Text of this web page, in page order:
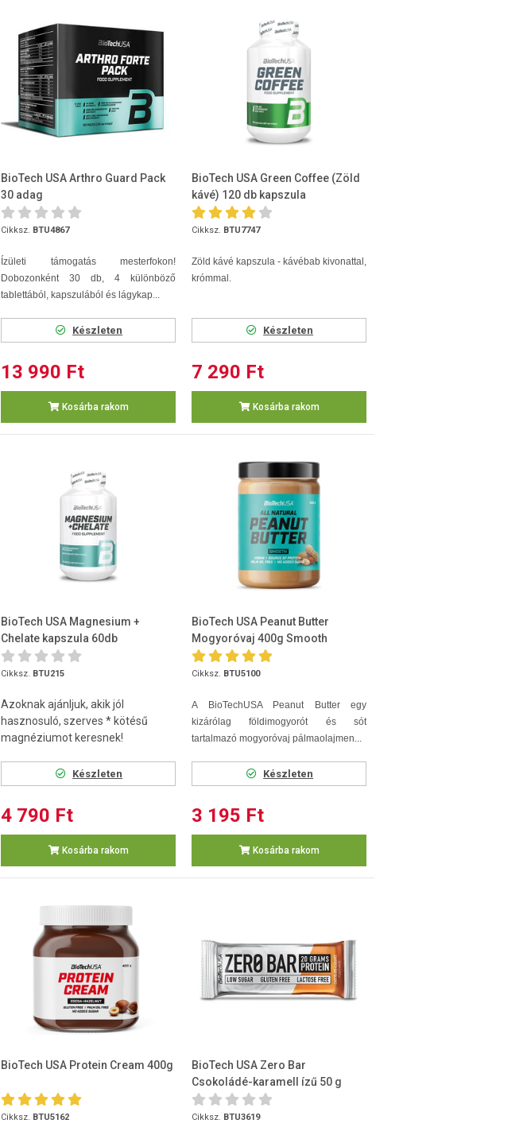
BioTech USA Arthro Guard Pack
30 adag
Cikksz. BTU4867
Ízületi támogatás mesterfokon!
Dobozonként 30 db, 4 különböző
tablettából, kapszulából és lágykap...
Készleten
13 990 Ft
Kosárba rakom
BioTech USA Green Coffee (Zöld
kávé) 120 db kapszula
Cikksz. BTU7747
Zöld kávé kapszula - kávébab kivonattal,
krómmal.
Készleten
7 290 Ft
Kosárba rakom
BioTech USA Magnesium +
Chelate kapszula 60db
Cikksz. BTU215
Azoknak ajánljuk, akik jól
hasznosuló, szerves * kötésű
magnéziumot keresnek!
Készleten
4 790 Ft
Kosárba rakom
BioTech USA Peanut Butter
Mogyoróvaj 400g Smooth
Cikksz. BTU5100
A BioTechUSA Peanut Butter egy
kizárólag földimogyorót és sót
tartalmazó mogyoróvaj pálmaolajmen...
Készleten
3 195 Ft
Kosárba rakom
BioTech USA Protein Cream 400g
Cikksz. BTU5162
BioTech USA Zero Bar
Csokoládé-karamell ízű 50 g
Cikksz. BTU3619